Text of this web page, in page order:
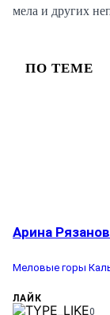
мела и других
ПО ТЕМЕ
Арина
Меловые горы
ЛАЙК
0